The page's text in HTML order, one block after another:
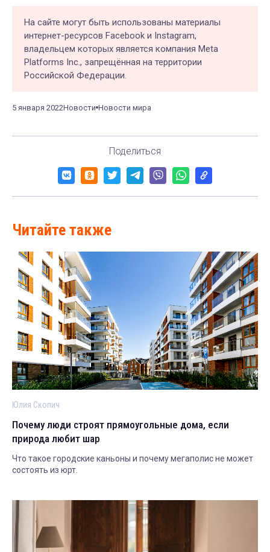
На сайте могут быть использованы материалы
интернет-ресурсов Facebook и Instagram,
владельцем которых является компания Meta
Platforms Inc., запрещённая на территории
Российской Федерации.
5 января 2022Новости Новости мира
Поделиться
Читайте также
Юлия Скопич
Почему люди строят прямоугольные дома, если
природа любит шар
Что такое городские каньоны и почему мегаполис не может
состоять из юрт.